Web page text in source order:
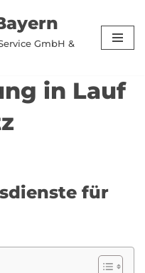
GmbH &
in Lauf
für